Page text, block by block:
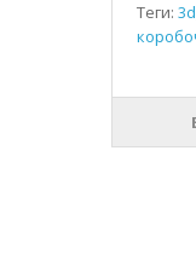
Теги: 3d